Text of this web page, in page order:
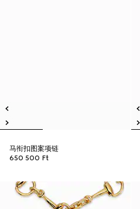
马衔扣图案项链
650 500 Ft